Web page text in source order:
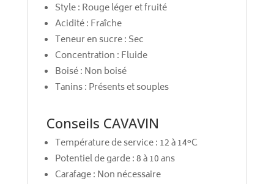
Style : Rouge léger et fruité
Acidité : Fraîche
Teneur en sucre : Sec
Concentration : Fluide
Boisé : Non boisé
Tanins : Présents et souples
Conseils CAVAVIN
Température de service : 12 à 14°C
Potentiel de garde : 8 à 10 ans
Carafage : Non nécessaire